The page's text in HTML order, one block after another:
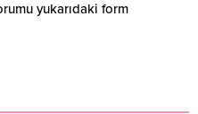
yukarıdaki form